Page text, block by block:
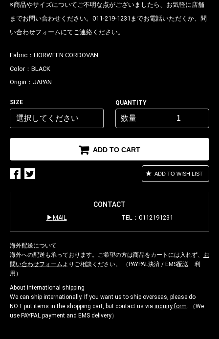
※商品やサイズについてご不明な点がございましたら、お気軽に店舗
までお問い合わせください。011-219-1231までお電話いただくか、問
い合わせフォームにてご連絡ください。
Fabric： HORWEEN CORDOVAN
Color： BLACK
Origin： JAPAN
SIZE QUANTITY
数量
ADD TO CART
ADD TO WISH LIST
CONTACT
MAIL TEL：0112191231
海外配送について
海外への配送も承っております。ご希望の方は商品をカートには入れず、 お
問い合わせフォームよりご相談ください。 （PAYPAL決済 / EMS配送 利
用）
About international shipping
We can ship internationally. If you want us to ship overseas, please do
NOT put items in the shopping cart, but contact us via inquiry form. （We
use PAYPAL payment and EMS delivery）